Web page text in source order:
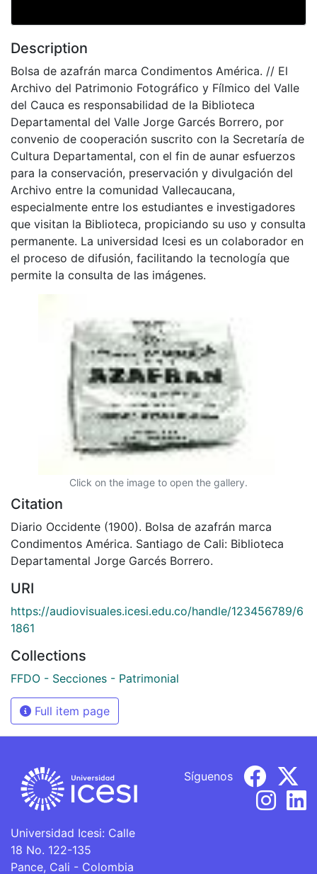
Description
Bolsa de azafrán marca Condimentos América. // El
Archivo del Patrimonio Fotográfico y Fílmico del Valle
del Cauca es responsabilidad de la Biblioteca
Departamental del Valle Jorge Garcés Borrero, por
convenio de cooperación suscrito con la Secretaría de
Cultura Departamental, con el fin de aunar esfuerzos
para la conservación, preservación y divulgación del
Archivo entre la comunidad Vallecaucana,
especialmente entre los estudiantes e investigadores
que visitan la Biblioteca, propiciando su uso y consulta
permanente. La universidad Icesi es un colaborador en
el proceso de difusión, facilitando la tecnología que
permite la consulta de las imágenes.
Click on the image to open the gallery.
Citation
Diario Occidente (1900). Bolsa de azafrán marca
Condimentos América. Santiago de Cali: Biblioteca
Departamental Jorge Garcés Borrero.
URI
https://audiovisuales.icesi.edu.co/handle/123456789/6
1861
Collections
FFDO - Secciones - Patrimonial
Full item page
Universidad Icesi: Calle
18 No. 122-135
Pance, Cali - Colombia
Síguenos